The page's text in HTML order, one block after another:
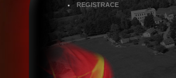
REGISTRACE